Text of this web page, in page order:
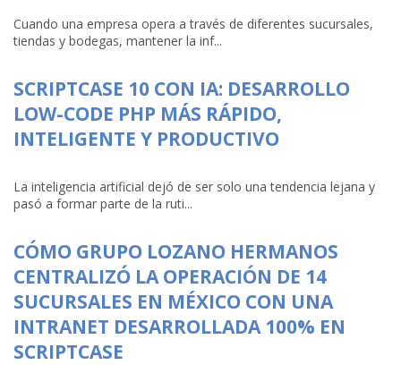
Cuando una empresa opera a través de diferentes sucursales,
tiendas y bodegas, mantener la inf...
SCRIPTCASE 10 CON IA: DESARROLLO
LOW-CODE PHP MÁS RÁPIDO,
INTELIGENTE Y PRODUCTIVO
La inteligencia artificial dejó de ser solo una tendencia lejana y
pasó a formar parte de la ruti...
CÓMO GRUPO LOZANO HERMANOS
CENTRALIZÓ LA OPERACIÓN DE 14
SUCURSALES EN MÉXICO CON UNA
INTRANET DESARROLLADA 100% EN
SCRIPTCASE